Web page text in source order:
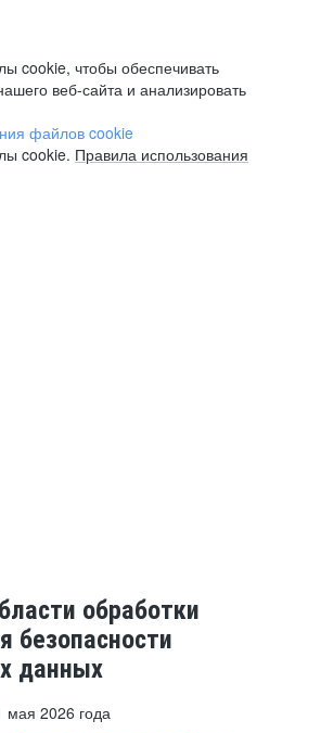
cookie, чтобы обеспечивать
веб-сайта и анализировать
файлов cookie
cookie. Правила использования
обработки
безопасности
данных
мая 2026 года